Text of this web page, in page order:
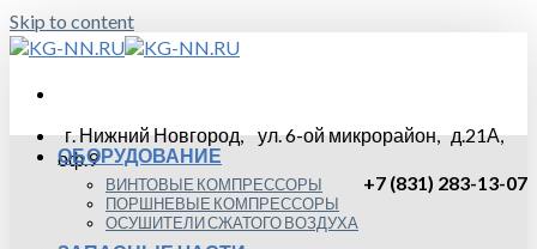
Skip to content
г. Нижний Новгород, ул. 6-ой микрорайон, д.21А,
оф.9
+7 (831) 283-13-07
ОБОРУДОВАНИЕ
ВИНТОВЫЕ КОМПРЕССОРЫ
ПОРШНЕВЫЕ КОМПРЕССОРЫ
ОСУШИТЕЛИ СЖАТОГО ВОЗДУХА